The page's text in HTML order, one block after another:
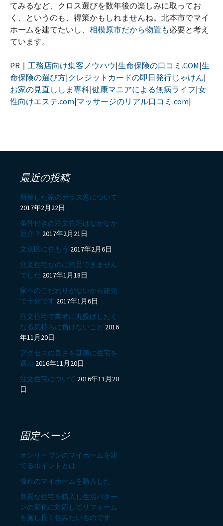
てみるなど、クロス選びを数年後の楽しみに取ってお
く、というのも、得策かもしれませんね。北本市でマイ
ホームを建てたいし、 相模原市だから物置も必要と考え
ています。
PR｜ 工務店向け集客ノウハウ|生命保険の口コミ.COM|生
命保険の選び方| クレジットカードの即日発行じゃけん|
お家の見直ししま専科|健康マニアによる無病ライフ|女
性向けエステ.com|マッサージのリアル口コミ.com|
最近の投稿
新築した家のガラス窓について
2017年2月22日
条件付きの注文住宅はなかなか
厄介？ 2017年2月21日
文京区に住もう 2017年2月6日
注文住宅なのに満足できません
でした 2017年1月18日
家へのこだわりがないから建売
で十分です 2017年1月6日
注文住宅で業者に丸投げしたく
なる気持ちに負けないこと 2016
年11月20日
アクセスの良さを基準に住宅を
選ぶ 2016年11月20日
注文住宅について 2016年11月20
日
固定ページ
オンリーワンのマイホームを建
てるポイントとは
憧れのマイホームを購入した
良質な住宅を購入し生活パター
ンの変化に対応してリフォーム
を施し長く住みたいものです